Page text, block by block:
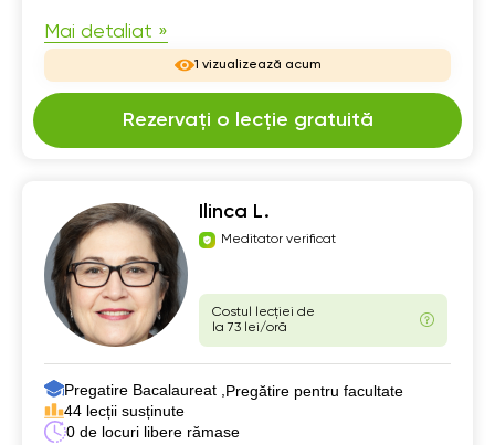
Mai detaliat »
1 vizualizează acum
Rezervați o lecție gratuită
Ilinca L.
Meditator verificat
Costul lecției de
la 73 lei/oră
Pregatire Bacalaureat , Pregătire pentru facultate
44 lecții susținute
0 de locuri libere rămase